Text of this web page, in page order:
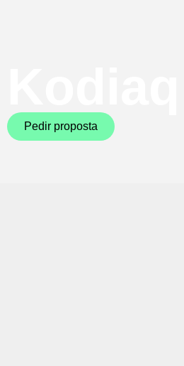
Pedir proposta